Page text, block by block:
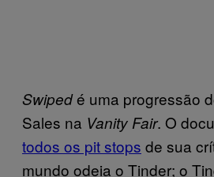
Swipedé uma progressão
Sales na Vanity Fair. O
todos os pit stops de sua
mundo odeia o Tinder; o